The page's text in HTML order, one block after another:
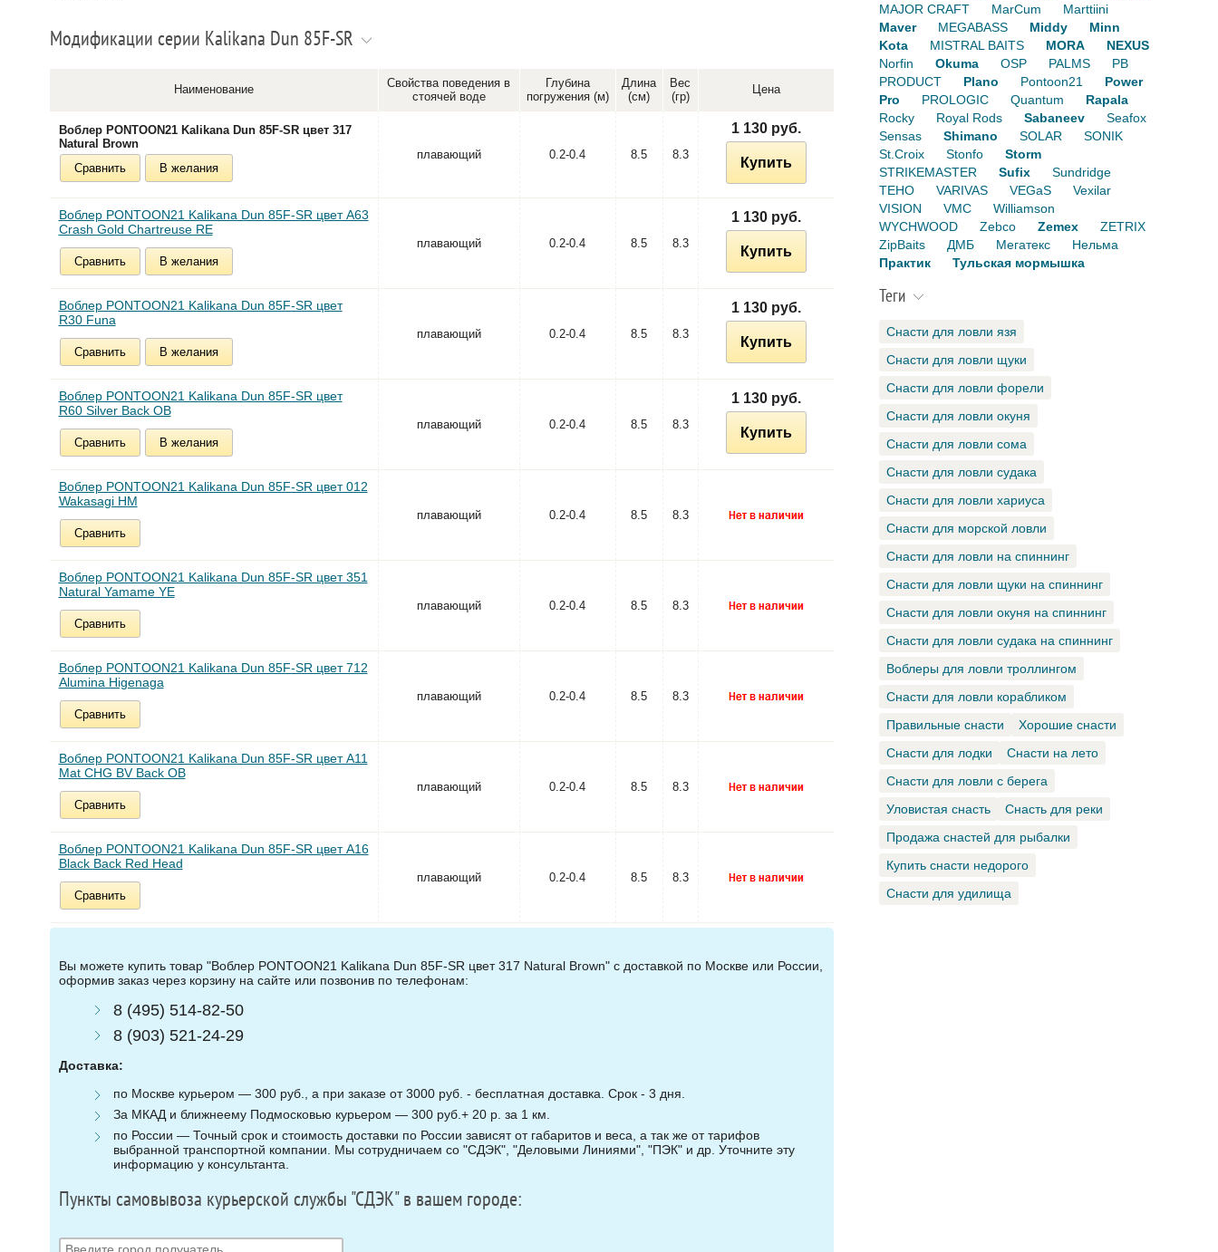
Модификации серии Kalikana Dun 85F-SR
Наименование
Свойства поведения в
стоячей воде
Глубина
погружения (м)
Длина
(см)
Вес
(гр)
Цена
Воблер PONTOON21 Kalikana Dun 85F-SR цвет 317
Natural Brown
Сравнить
В желания
плавающий 0.2-0.4 8.5 8.3
1 130 руб.
Купить
Воблер PONTOON21 Kalikana Dun 85F-SR цвет A63
Crash Gold Chartreuse RE
Сравнить В желания
плавающий 0.2-0.4 8.5 8.3
1 130 руб.
Купить
Воблер PONTOON21 Kalikana Dun 85F-SR цвет
R30 Funa
Сравнить В желания
плавающий 0.2-0.4 8.5 8.3
1 130 руб.
Купить
Воблер PONTOON21 Kalikana Dun 85F-SR цвет
R60 Silver Back OB
Сравнить В желания
плавающий 0.2-0.4 8.5 8.3
1 130 руб.
Купить
Воблер PONTOON21 Kalikana Dun 85F-SR цвет 012
Wakasagi HM
Сравнить
плавающий 0.2-0.4 8.5 8.3
Воблер PONTOON21 Kalikana Dun 85F-SR цвет 351
Natural Yamame YE
Сравнить
плавающий 0.2-0.4 8.5 8.3
Воблер PONTOON21 Kalikana Dun 85F-SR цвет 712
Alumina Higenaga
Сравнить
плавающий 0.2-0.4 8.5 8.3
Воблер PONTOON21 Kalikana Dun 85F-SR цвет A11
Mat CHG BV Back OB
Сравнить
плавающий 0.2-0.4 8.5 8.3
Воблер PONTOON21 Kalikana Dun 85F-SR цвет A16
Black Back Red Head
Сравнить
плавающий 0.2-0.4 8.5 8.3
Вы можете купить товар "Воблер PONTOON21 Kalikana Dun 85F-SR цвет 317 Natural Brown" с доставкой по Москве или России,
оформив заказ через корзину на сайте или позвонив по телефонам:
8 (495) 514-82-50
8 (903) 521-24-29
Доставка:
по Москве курьером — 300 руб., а при заказе от 3000 руб. - бесплатная доставка. Срок - 3 дня.
За МКАД и ближнеему Подмосковью курьером — 300 руб.+ 20 р. за 1 км.
по России — Точный срок и стоимость доставки по России зависят от габаритов и веса, а так же от тарифов
выбранной транспортной компании. Мы сотрудничаем со "СДЭК", "Деловыми Линиями", "ПЭК" и др. Уточните эту
информацию у консультанта.
Пункты самовывоза курьерской службы "СДЭК" в вашем городе:
MAJOR CRAFT
MarCum
Marttiini
Maver
MEGABASS Middy
Minn
Kota
MISTRAL BAITS MORA
NEXUS
Norfin
Okuma OSP PALMS
PB
PRODUCT
Plano Pontoon21
Power
Pro
PROLOGIC Quantum
Rapala
Rocky
Royal Rods Sabaneev
Seafox
Sensas
Shimano SOLAR
SONIK
St.Croix
Stonfo
Storm
STRIKEMASTER
Sufix
Sundridge
TEHO
VARIVAS VEGaS
Vexilar
VISION
VMC
Williamson
WYCHWOOD
Zebco Zemex
ZETRIX
ZipBaits
ДМБ Мегатекс
Нельма
Практик
Тульская мормышка
Теги
Снасти для ловли язя
Снасти для ловли щуки
Снасти для ловли форели
Снасти для ловли окуня
Снасти для ловли сома
Снасти для ловли судака
Снасти для ловли хариуса
Снасти для морской ловли
Снасти для ловли на спиннинг
Снасти для ловли щуки на спиннинг
Снасти для ловли окуня на спиннинг
Снасти для ловли судака на спиннинг
Воблеры для ловли троллингом
Снасти для ловли корабликом
Правильные снасти
Хорошие снасти
Снасти для лодки
Снасти на лето
Снасти для ловли с берега
Уловистая снасть
Снасть для реки
Продажа снастей для рыбалки
Купить снасти недорого
Снасти для удилища